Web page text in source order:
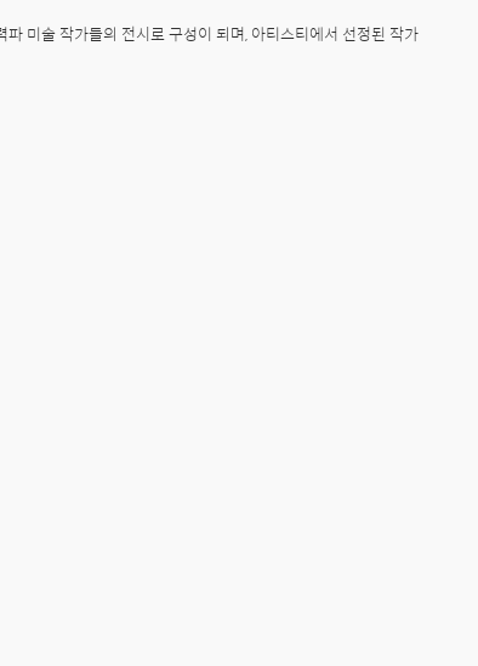
미술 작가들의 전시로 구성이 되며, 아티스티에서 선정된 작가